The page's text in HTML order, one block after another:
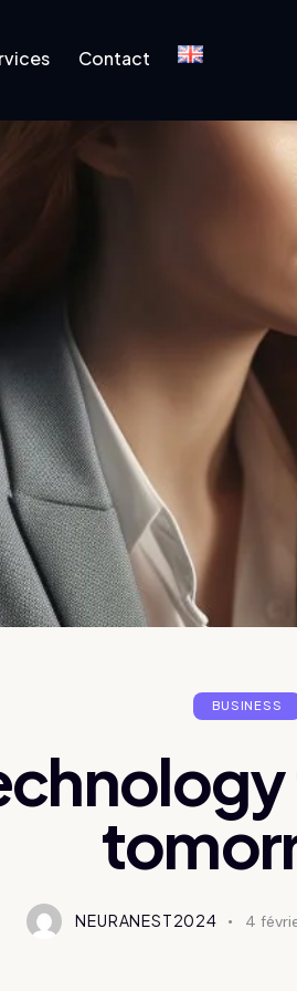
Contact
BUSINESS
NEURANEST2024 4